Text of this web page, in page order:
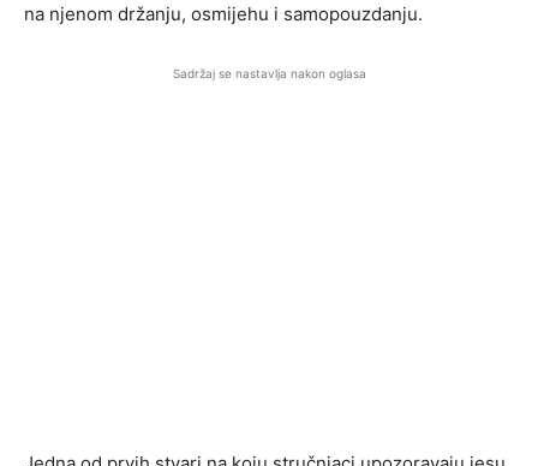
na njenom držanju, osmijehu i samopouzdanju.
Sadržaj se nastavlja nakon oglasa